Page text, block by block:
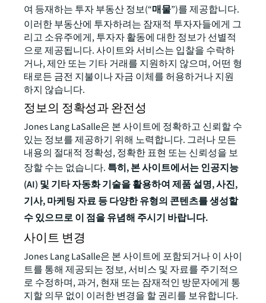
여 등재하는 투자 부동산 정보(“매물”)를 제공합니다.
이러한 부동산에 투자하려는 잠재적 투자자들에게 그
리고 소유주에게, 투자자 활동에 대한 정보가 선별적
으로 제공됩니다. 사이트와 서비스는 입찰을 수락하
거나, 제안 또는 기타 거래를 지원하지 않으며, 어떤 형
태로든 금전 지불이나 자금 이체를 허용하거나 지원
하지 않습니다.
정보의 정확성과 완전성
Jones Lang LaSalle은 본 사이트에 정확하고 신뢰할 수
있는 정보를 제공하기 위해 노력합니다. 그러나 모든
내용의 절대적 정확성, 정확한 표현 또는 신뢰성을 보
장할 수는 없습니다. 특히, 본 사이트에서는 인공지능
(AI) 및 기타 자동화 기술을 활용하여 제품 설명, 사진,
기사, 마케팅 자료 등 다양한 유형의 콘텐츠를 생성할
수 있으므로 이 점을 유념해 주시기 바랍니다.
사이트 변경
Jones Lang LaSalle은 본 사이트에 포함되거나 이 사이
트를 통해 제공되는 정보, 서비스 및 자료를 주기적으
로 수정하며, 과거, 현재 또는 잠재적인 방문자에게 통
지할 의무 없이 이러한 변경을 할 권리를 보유합니다.